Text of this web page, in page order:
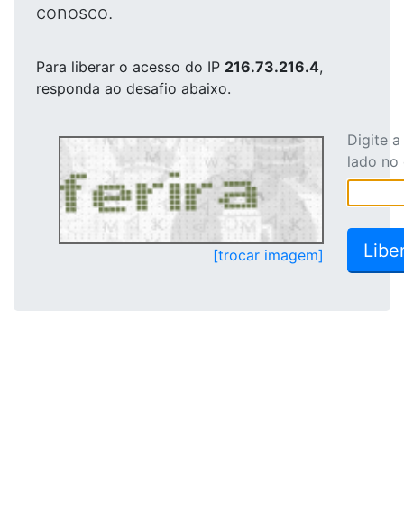
conosco.
Para liberar o acesso do IP 216.73.216.4,
responda ao desafio abaixo.
[trocar imagem]
Digite
lado no